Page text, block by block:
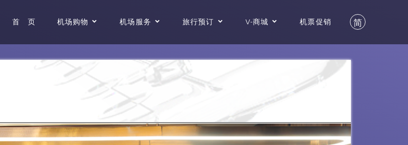
首 页 机场购物 机场服务 旅行预订 V-商城 机票促销 简